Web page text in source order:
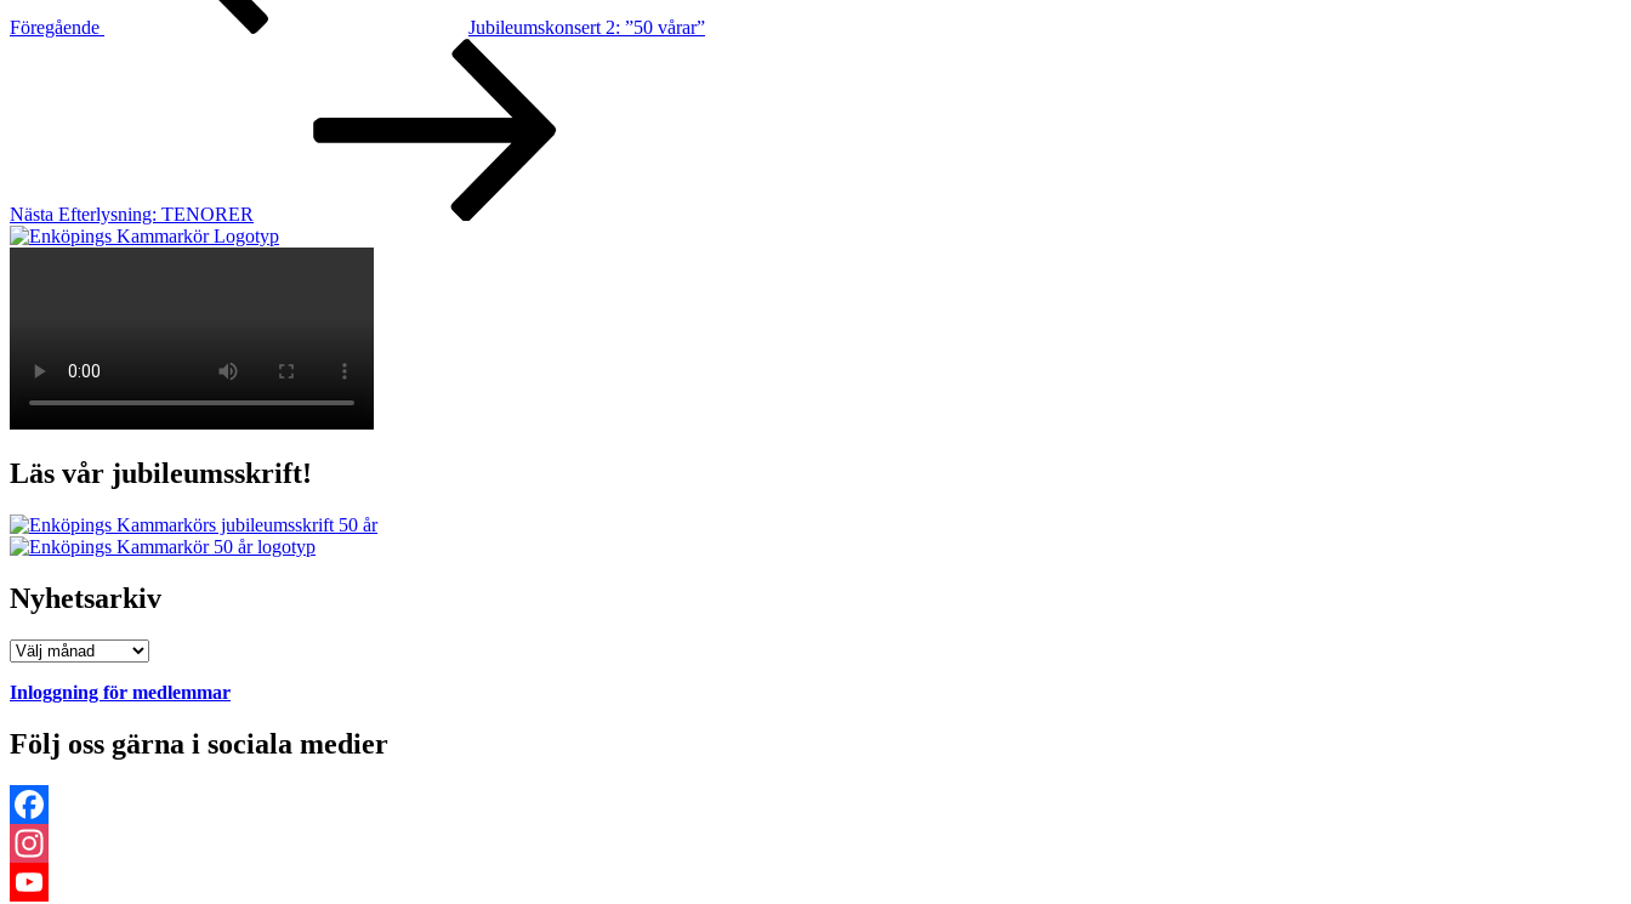
Föregående
Jubileumskonsert 2: ”50 vårar”
Nästa Efterlysning: TENORER
Läs vår jubileumsskrift!
Nyhetsarkiv
Nyhetsarkiv
Inloggning för medlemmar
Följ oss gärna i sociala medier
Facebook
Instagram